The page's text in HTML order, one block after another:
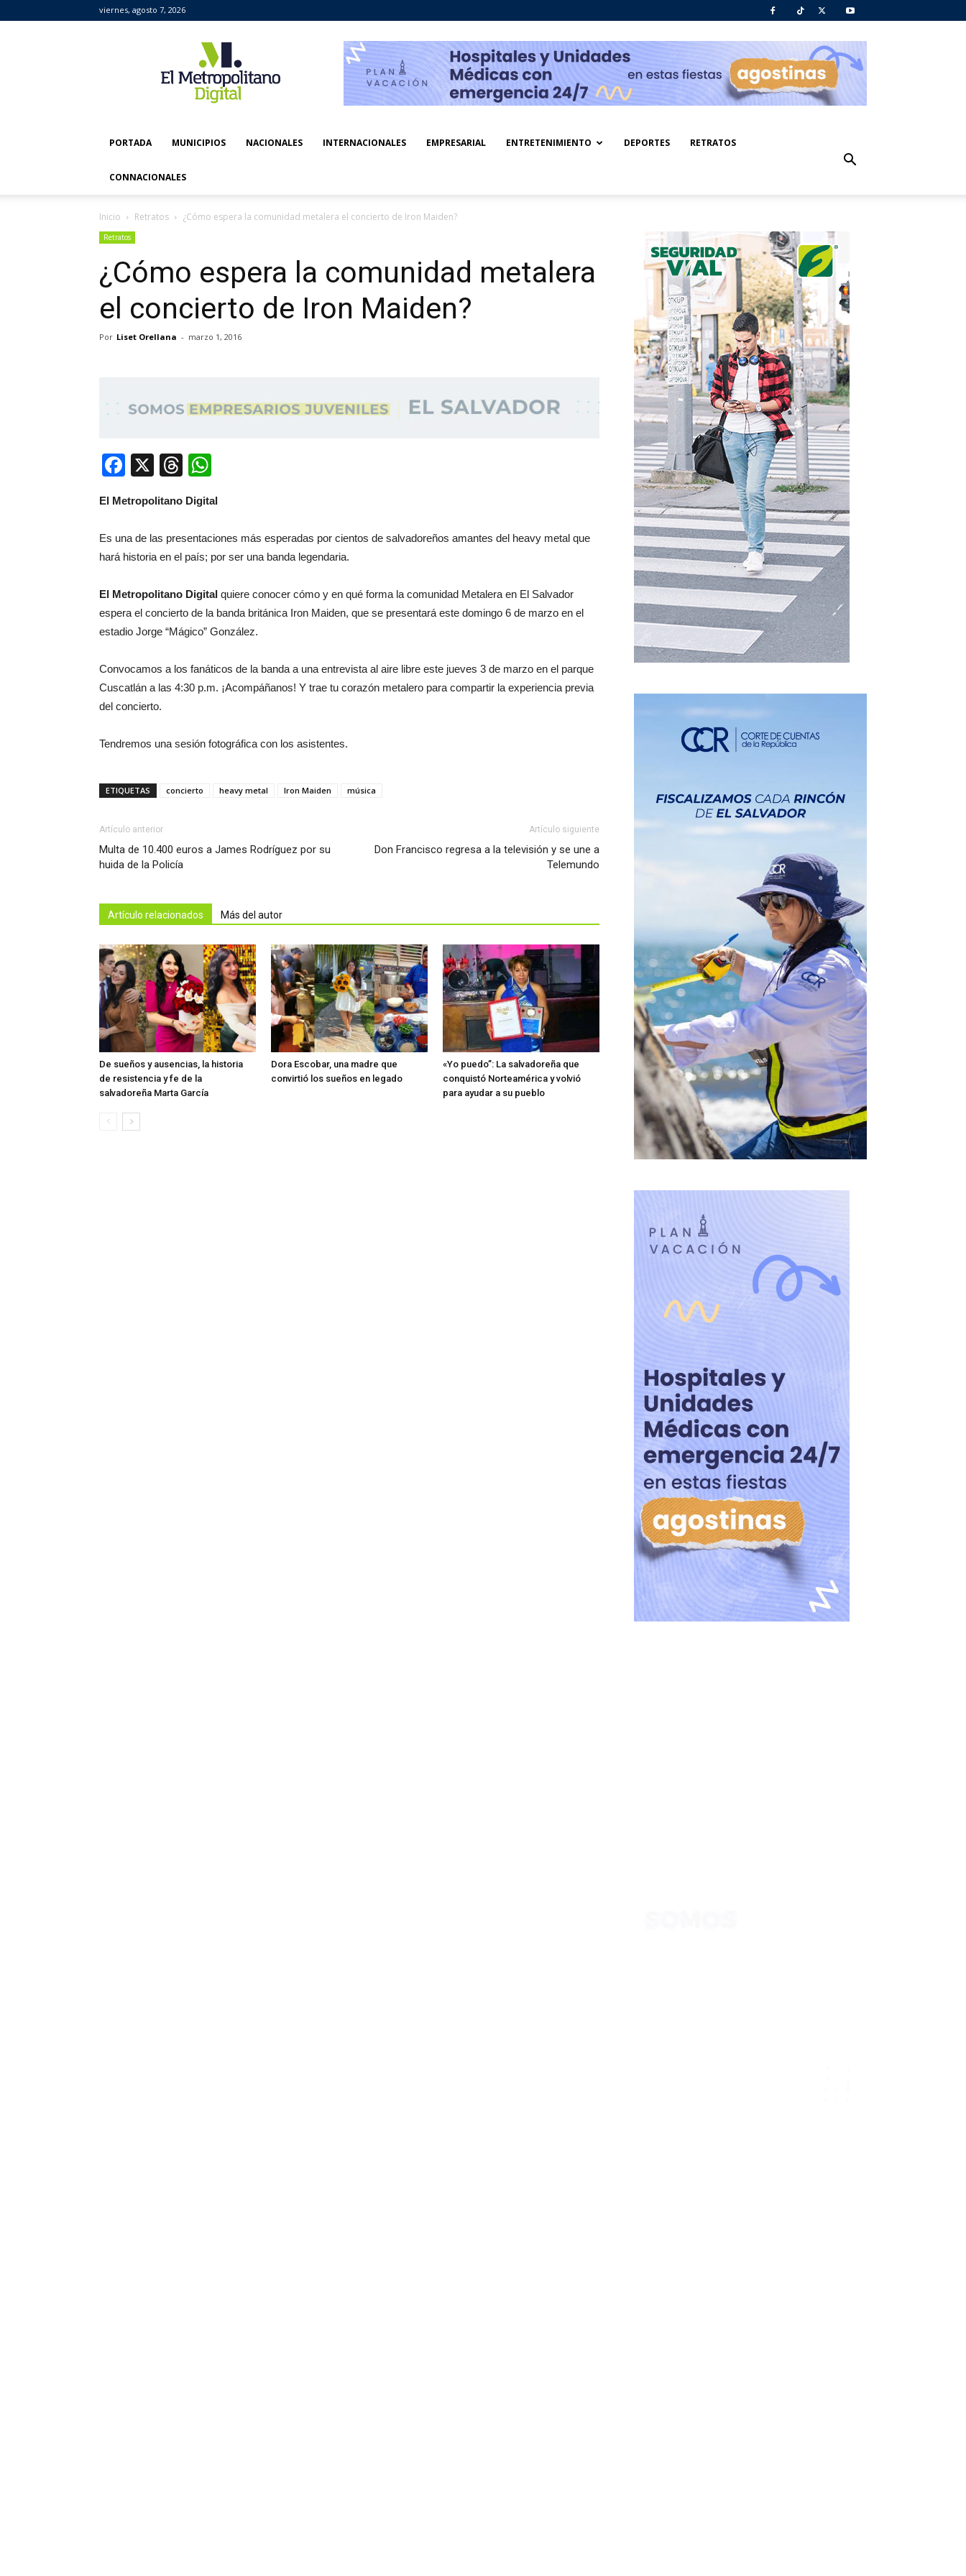
viernes, agosto 7, 2026
Metropolitano
Digital
PORTADA MUNICIPIOS NACIONALES INTERNACIONALES EMPRESARIAL ENTRETENIMIENTO DEPORTES RETRATOS
CONNACIONALES
Inicio Retratos ¿Cómo espera la comunidad metalera el concierto de Iron Maiden?
Retratos
¿Cómo espera la comunidad metalera
el concierto de Iron Maiden?
Por Liset Orellana - marzo 1, 2016
Facebook
X Threads
El Metropolitano Digital
Es una de las presentaciones más esperadas por cientos de salvadoreños amantes del heavy metal que
hará historia en el país; por ser una banda legendaria.
El Metropolitano Digital quiere conocer cómo y en qué forma la comunidad Metalera en El Salvador
espera el concierto de la banda británica Iron Maiden, que se presentará este domingo 6 de marzo en el
estadio Jorge “Mágico” González.
Convocamos a los fanáticos de la banda a una entrevista al aire libre este jueves 3 de marzo en el parque
Cuscatlán a las 4:30 p.m. ¡Acompáñanos! Y trae tu corazón metalero para compartir la experiencia previa
del concierto.
Tendremos una sesión fotográfica con los asistentes.
ETIQUETAS concierto heavy metal Iron Maiden música
Artículo anterior
Multa de 10.400 euros a James Rodríguez por su
huida de la Policía
Artículo siguiente
Don Francisco regresa a la televisión y se une a
Telemundo
Artículo relacionados Más del autor
De sueños y ausencias, la historia
de resistencia y fe de la
salvadoreña Marta García
Dora Escobar, una madre que
convirtió los sueños en legado
«Yo puedo”: La salvadoreña que
conquistó Norteamérica y volvió
para ayudar a su pueblo